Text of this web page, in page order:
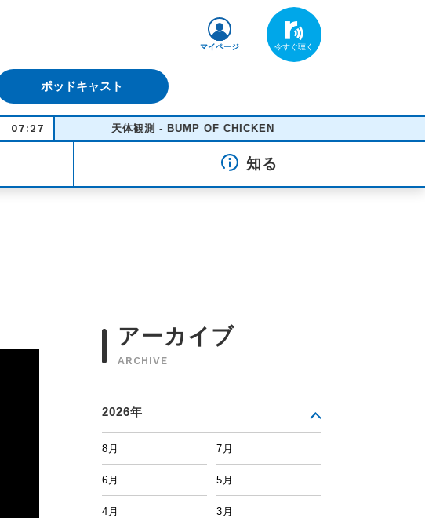
ポッドキャスト
マイページ
07:27 天体観測 - BUMP OF CHICKEN
知る
アーカイブ
ARCHIVE
2026年
8月 7月
6月 5月
4月 3月